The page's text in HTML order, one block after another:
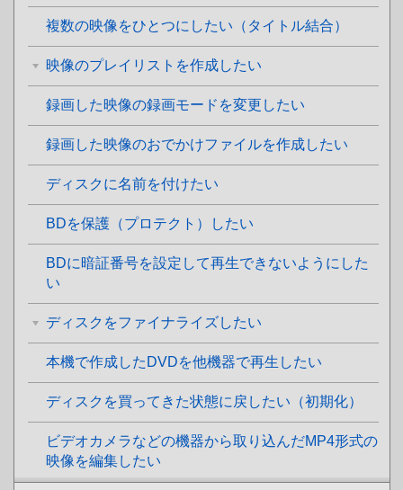
複数の映像をひとつにしたい（タイトル結合）
映像のプレイリストを作成したい
録画した映像の録画モードを変更したい
録画した映像のおでかけファイルを作成したい
ディスクに名前を付けたい
BDを保護（プロテクト）したい
BDに暗証番号を設定して再生できないようにした
い
ディスクをファイナライズしたい
本機で作成したDVDを他機器で再生したい
ディスクを買ってきた状態に戻したい（初期化）
ビデオカメラなどの機器から取り込んだMP4形式の
映像を編集したい